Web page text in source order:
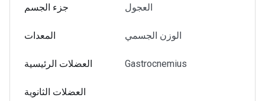
جزء الجسم العجول
المعدات الوزن الجسمي
العضلات الرئيسية Gastrocnemius
العضلات الثانوية